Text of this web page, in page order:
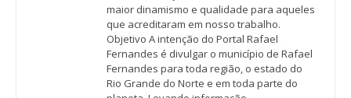
maior dinamismo e qualidade para aqueles
que acreditaram em nosso trabalho.
Objetivo A intenção do Portal Rafael
Fernandes é divulgar o município de Rafael
Fernandes para toda região, o estado do
Rio Grande do Norte e em toda parte do